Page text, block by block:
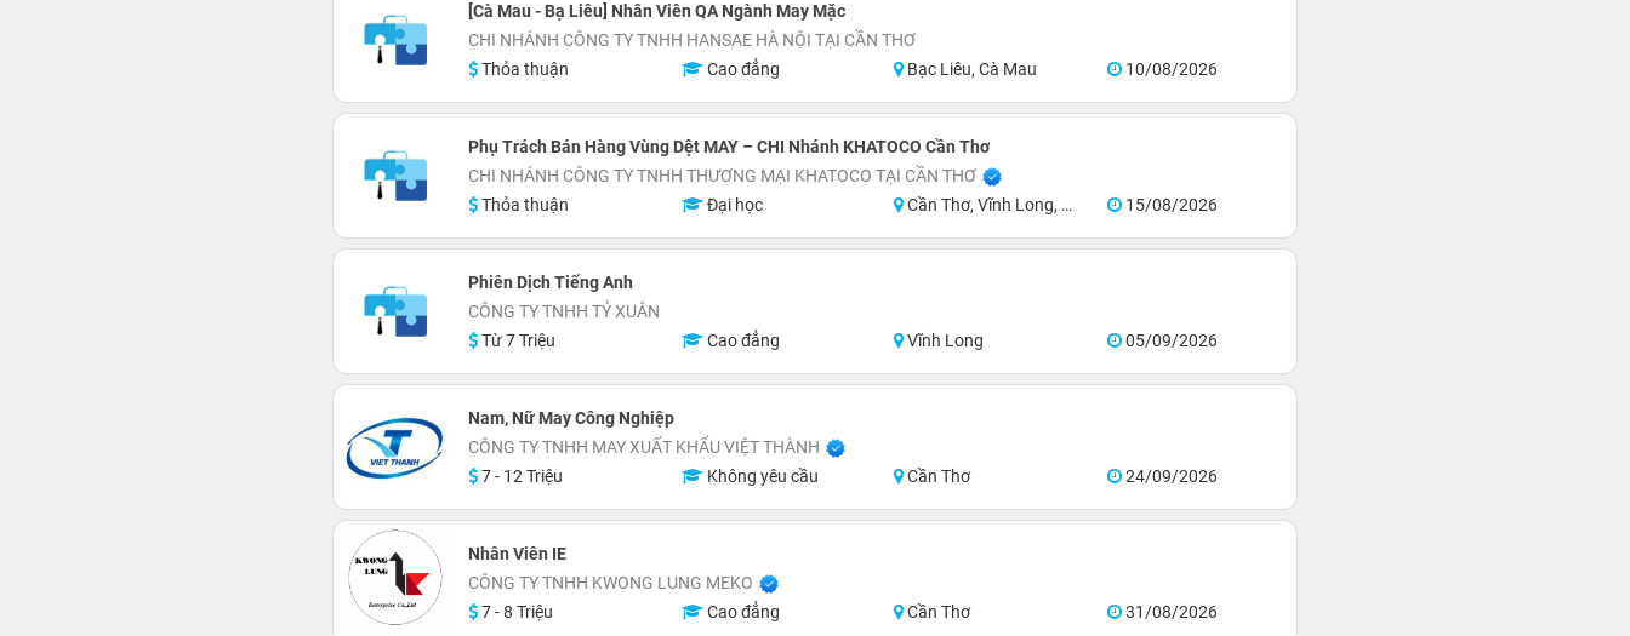
[Cà Mau - Bạ Liêu] Nhân Viên QA Ngành May Mặc
CHI NHÁNH CÔNG TY TNHH HANSAE HÀ NỘI TẠI CẦN THƠ
Thỏa thuận
Cao đẳng Bạc Liêu, Cà Mau 10/08/2026
Phụ Trách Bán Hàng Vùng Dệt MAY – CHI Nhánh KHATOCO Cần Thơ
CHI NHÁNH CÔNG TY TNHH THƯƠNG MẠI KHATOCO TẠI CẦN THƠ
Thỏa thuận
Đại học Cần Thơ, Vĩnh Long, An Giang, Đồng Tháp, Cà Mau 15/08/2026
Phiên Dịch Tiếng Anh
CÔNG TY TNHH TỶ XUÂN
Từ 7 Triệu
Cao đẳng Vĩnh Long 05/09/2026
Nam, Nữ May Công Nghiệp
CÔNG TY TNHH MAY XUẤT KHẨU VIỆT THÀNH
7 - 12 Triệu
Không yêu cầu Cần Thơ 24/09/2026
Nhân Viên IE
CÔNG TY TNHH KWONG LUNG MEKO
7 - 8 Triệu
Cao đẳng Cần Thơ 31/08/2026